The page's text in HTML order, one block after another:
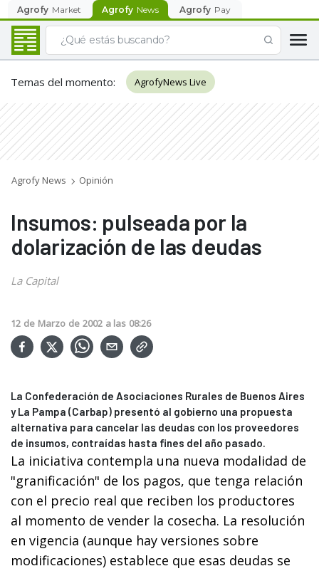
Agrofy Market Agrofy News Agrofy Pay
Temas del momento: AgrofyNews Live
Agrofy News Opinión
Insumos: pulseada por la
dolarización de las deudas
La Capital
12 de Marzo de 2002 a las 08:26
La Confederación de Asociaciones Rurales de Buenos Aires
y La Pampa (Carbap) presentó al gobierno una propuesta
alternativa para cancelar las deudas con los proveedores
de insumos, contraídas hasta fines del año pasado.
La iniciativa contempla una nueva modalidad de
"granificación" de los pagos, que tenga relación
con el precio real que reciben los productores
al momento de vender la cosecha. La resolución
en vigencia (aunque hay versiones sobre
modificaciones) establece que esas deudas se